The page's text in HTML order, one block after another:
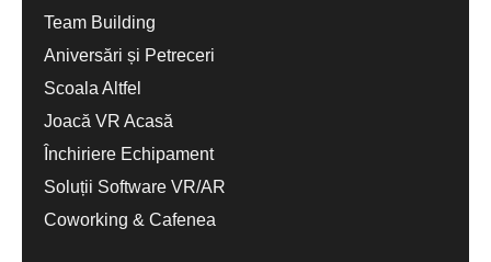
Team Building
Aniversări și Petreceri
Scoala Altfel
Joacă VR Acasă
Închiriere Echipament
Soluții Software VR/AR
Coworking & Cafenea